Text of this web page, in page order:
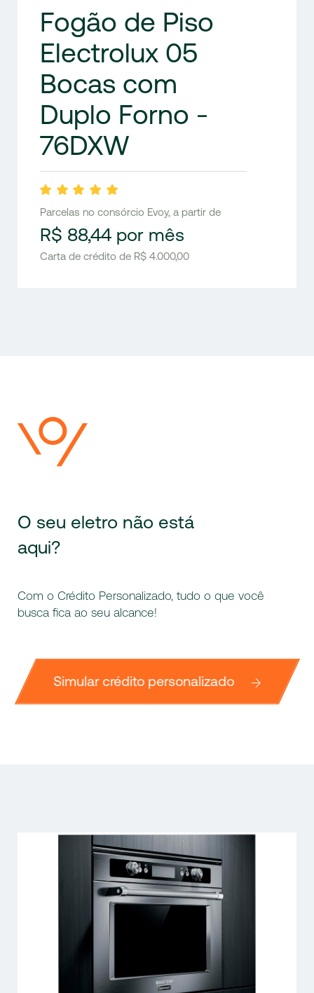
Fogão de Piso
Electrolux 05
Bocas com
Duplo Forno -
76DXW
Parcelas no consórcio Evoy, a partir de
R$ 88,44 por mês
Carta de crédito de R$ 4.000,00
O seu eletro não está
aqui?
Com o Crédito Personalizado, tudo o que você
busca fica ao seu alcance!
Simular crédito personalizado